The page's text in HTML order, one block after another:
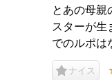
とあの母親
スターが生
でのルポは
ナイス